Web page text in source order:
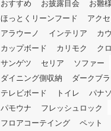
おすすめ
お披露目会
お雛
ほっとくリーンフード
アク
アラウーノ
インテリア
カ
カップボード
カリモク
ク
サンゲツ
セリア
ソファー
ダイニング側収納
ダークブ
テレビボード
トイレ
パナ
パモウナ
フレッシュロック
フロアコーテイング
ペット